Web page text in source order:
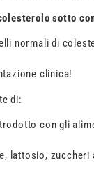
sotto
normali di
clinica!
di:
con gli
lattosio,